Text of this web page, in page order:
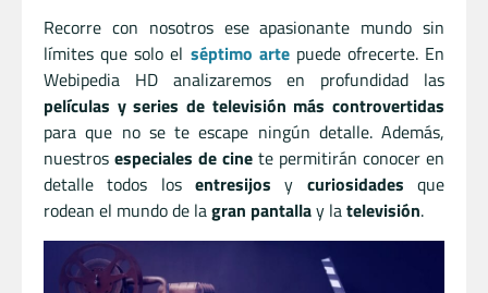
Recorre con nosotros ese apasionante mundo sin
límites que solo el séptimo artepuede ofrecerte. En
Webipedia HD analizaremos en profundidad las
películas y series de televisión más controvertidas
para que no se te escape ningún detalle. Además,
nuestros especiales de cine te permitirán conocer en
detalle todos los entresijos y curiosidades que
rodean el mundo de lagran pantallay latelevisión.